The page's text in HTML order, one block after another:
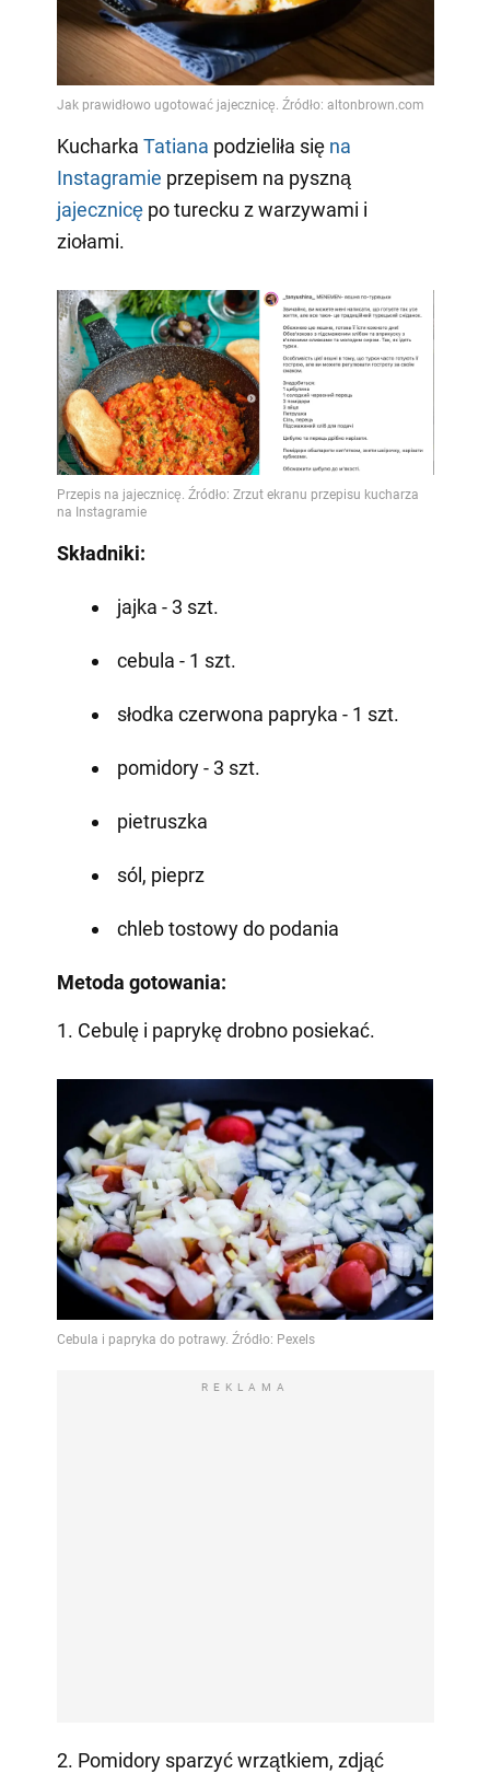
Video
Kucharka Tatiana podzieliła się na
Instagramie przepisem na pyszną
jajecznicępo turecku z warzywami i
ziołami.
Składniki:
jajka - 3 szt.
cebula - 1 szt.
słodka czerwona papryka - 1 szt.
pomidory - 3 szt.
pietruszka
sól, pieprz
chleb tostowy do podania
Metoda gotowania:
1. Cebulę i paprykę drobno posiekać.
REKLAMA
2. Pomidory sparzyć wrzątkiem, zdjąć